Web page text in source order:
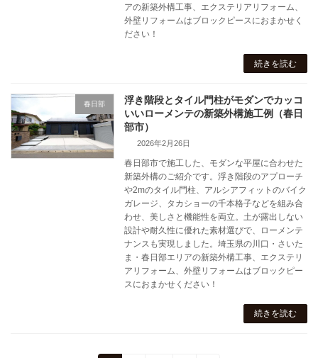
アの新築外構工事、エクステリアリフォーム、
外壁リフォームはブロックピースにおまかせく
ださい！
続きを読む
春日部
浮き階段とタイル門柱がモダンでカッコ
いいローメンテの新築外構施工例（春日
部市）
2026年2月26日
春日部市で施工した、モダンな平屋に合わせた
新築外構のご紹介です。浮き階段のアプローチ
や2mのタイル門柱、アルシアフィットのバイク
ガレージ、タカショーの千本格子などを組み合
わせ、美しさと機能性を両立。土が露出しない
設計や耐久性に優れた素材選びで、ローメンテ
ナンスも実現しました。埼玉県の川口・さいた
ま・春日部エリアの新築外構工事、エクステリ
アリフォーム、外壁リフォームはブロックピー
スにおまかせください！
続きを読む